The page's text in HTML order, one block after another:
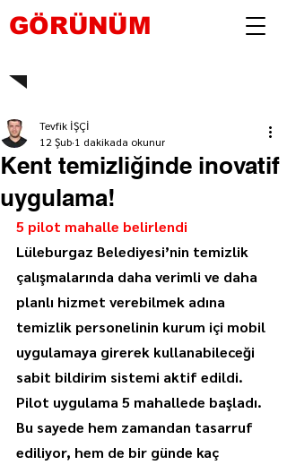
GÖRÜNÜM
Kent temizliğinde inovatif
uygulama!
Tevfik İŞÇİ
12 Şub 1 dakikada okunur
5 pilot mahalle belirlendi
Lüleburgaz Belediyesi’nin temizlik
çalışmalarında daha verimli ve daha
planlı hizmet verebilmek adına
temizlik personelinin kurum içi mobil
uygulamaya girerek kullanabileceği
sabit bildirim sistemi aktif edildi.
Pilot uygulama 5 mahallede başladı.
Bu sayede hem zamandan tasarruf
ediliyor, hem de bir günde kaç